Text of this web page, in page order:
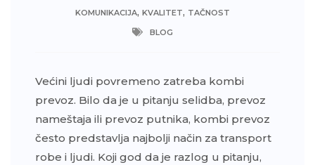
KOMUNIKACIJA, KVALITET, TAČNOST
BLOG
Većini ljudi povremeno zatreba kombi
prevoz. Bilo da je u pitanju selidba, prevoz
nameštaja ili prevoz putnika, kombi prevoz
često predstavlja najbolji način za transport
robe i ljudi. Koji god da je razlog u pitanju,